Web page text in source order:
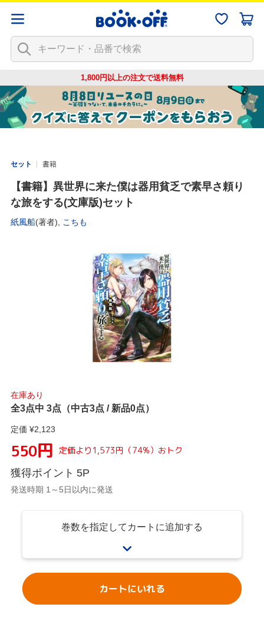
1,800円以上の注文で送料無料
セット 書籍
【書籍】異世界に来た僕は器用貧乏で素早さ頼り
な旅をする(文庫版)セット
紙風船(著者), こちも
在庫あり
全3点中 3点（中古3点 / 新品0点）
定価 ¥2,123
550円 定価より 1,573円 （74%） おトク
獲得ポイント 5P
発送時期 1～5日以内に発送
巻数を指定してカートに追加する
カートにいれる